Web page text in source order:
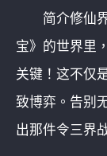
简介修仙
宝》的世界里
关键！这不仅
致博弈。告别
出那件令三界